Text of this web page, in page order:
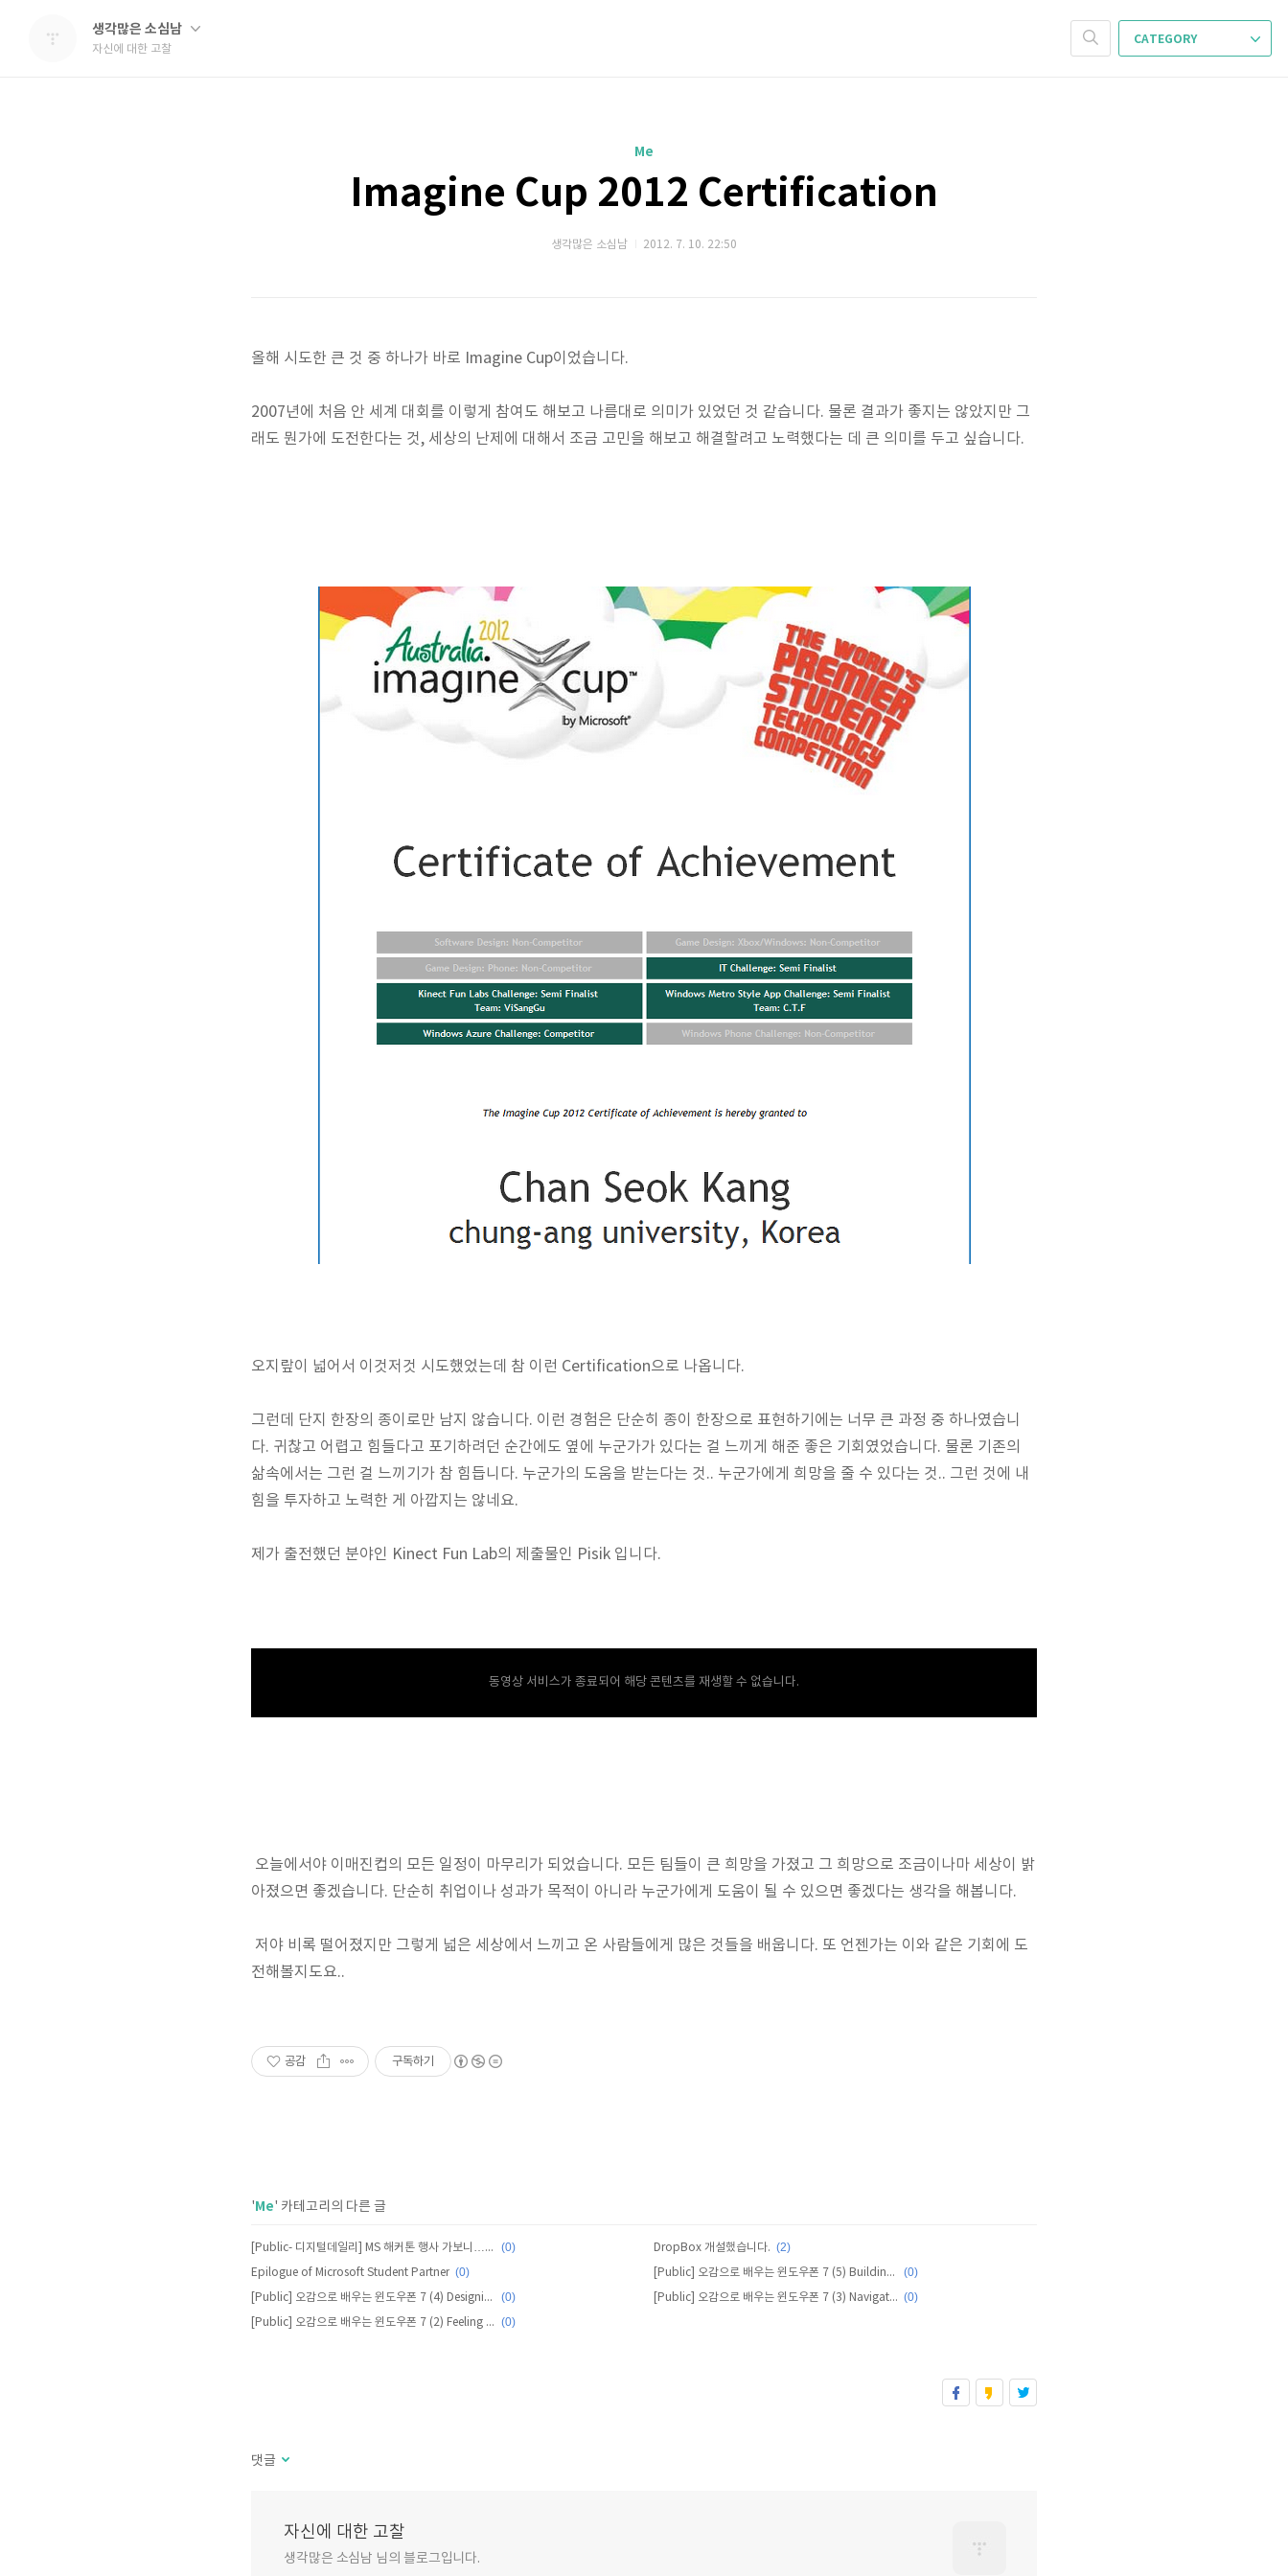
생각많은 소심남
자신에 대한 고찰
CATEGORY
Me
Imagine Cup 2012 Certification
생각많은 소심남 2012. 7. 10. 22:50
올해 시도한 큰 것 중 하나가 바로 Imagine Cup이었습니다.
2007년에 처음 안 세계 대회를 이렇게 참여도 해보고 나름대로 의미가 있었던 것 같습니다. 물론 결과가 좋지는 않았지만 그
래도 뭔가에 도전한다는 것, 세상의 난제에 대해서 조금 고민을 해보고 해결할려고 노력했다는 데 큰 의미를 두고 싶습니다.
오지랖이 넓어서 이것저것 시도했었는데 참 이런 Certification으로 나옵니다.
그런데 단지 한장의 종이로만 남지 않습니다. 이런 경험은 단순히 종이 한장으로 표현하기에는 너무 큰 과정 중 하나였습니
다. 귀찮고 어렵고 힘들다고 포기하려던 순간에도 옆에 누군가가 있다는 걸 느끼게 해준 좋은 기회였었습니다. 물론 기존의
삶속에서는 그런 걸 느끼기가 참 힘듭니다. 누군가의 도움을 받는다는 것.. 누군가에게 희망을 줄 수 있다는 것.. 그런 것에 내
힘을 투자하고 노력한 게 아깝지는 않네요.
제가 출전했던 분야인 Kinect Fun Lab의 제출물인 Pisik 입니다.
동영상 서비스가 종료되어 해당 콘텐츠를 재생할 수 없습니다.
오늘에서야 이매진컵의 모든 일정이 마무리가 되었습니다. 모든 팀들이 큰 희망을 가졌고 그 희망으로 조금이나마 세상이 밝
아졌으면 좋겠습니다. 단순히 취업이나 성과가 목적이 아니라 누군가에게 도움이 될 수 있으면 좋겠다는 생각을 해봅니다.
저야 비록 떨어졌지만 그렇게 넓은 세상에서 느끼고 온 사람들에게 많은 것들을 배웁니다. 또 언젠가는 이와 같은 기회에 도
전해볼지도요..
공감 구독하기
'Me' 카테고리의 다른 글
[Public- 디지털데일리] MS 해커톤 행사 가보니…“나는야 윈도8 개발자” (0) DropBox 개설했습니다. (2)
Epilogue of Microsoft Student Partner (0) [Public] 오감으로 배우는 윈도우폰 7 (5) Building WP7 (0)
[Public] 오감으로 배우는 윈도우폰 7 (4) Designing WP7 (0) [Public] 오감으로 배우는 윈도우폰 7 (3) Navigating WP7 (0)
[Public] 오감으로 배우는 윈도우폰 7 (2) Feeling WP7 (0)
댓글
자신에 대한 고찰
생각많은 소심남 님의 블로그입니다.